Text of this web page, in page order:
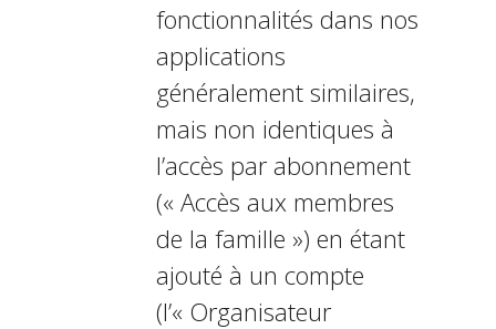
fonctionnalités dans nos
applications
généralement similaires,
mais non identiques à
l’accès par abonnement
(« Accès aux membres
de la famille ») en étant
ajouté à un compte
(l’« Organisateur